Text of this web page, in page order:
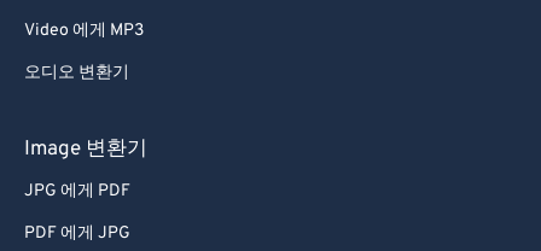
Video 에게 MP3
오디오 변환기
Image 변환기
JPG 에게 PDF
PDF 에게 JPG